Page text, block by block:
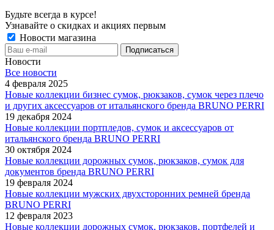
Будьте всегда в курсе!
Узнавайте о скидках и акциях первым
Новости магазина
Новости
Все новости
4 февраля 2025
Новые коллекции бизнес сумок, рюкзаков, сумок через плечо
и других аксессуаров от итальянского бренда BRUNO PERRI
19 декабря 2024
Новые коллекции портпледов, сумок и аксессуаров от
итальянского бренда BRUNO PERRI
30 октября 2024
Новые коллекции дорожных сумок, рюкзаков, сумок для
документов бренда BRUNO PERRI
19 февраля 2024
Новые коллекции мужских двухсторонних ремней бренда
BRUNO PERRI
12 февраля 2023
Новые коллекции дорожных сумок, рюкзаков, портфелей и